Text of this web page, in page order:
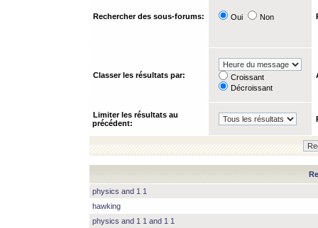
Rechercher des sous-forums: Oui Non
Classer les résultats par:
Croissant
Décroissant
Limiter les résultats au
précédent:
physics and 1 1
hawking
physics and 1 1 and 1 1